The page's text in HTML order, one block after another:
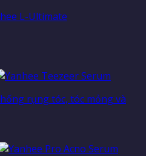
rụng tóc, tóc mỏng và